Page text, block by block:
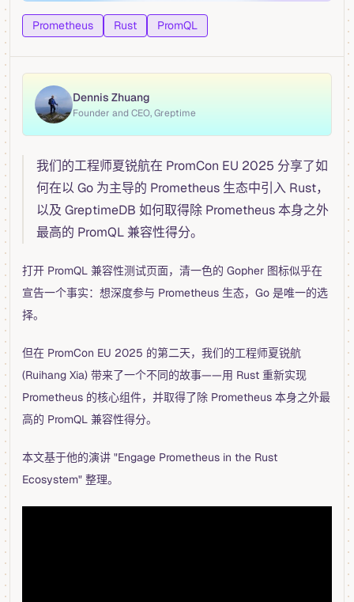
Prometheus Rust PromQL
Dennis Zhuang
Founder and CEO, Greptime
我们的工程师夏锐航在 PromCon EU 2025 分享了如
何在以 Go 为主导的 Prometheus 生态中引入 Rust，
以及 GreptimeDB 如何取得除 Prometheus 本身之外
最高的 PromQL 兼容性得分。
打开 PromQL 兼容性测试页面，清一色的 Gopher 图标似乎在
宣告一个事实：想深度参与 Prometheus 生态，Go 是唯一的选
择。
但在 PromCon EU 2025 的第二天，我们的工程师夏锐航
(Ruihang Xia) 带来了一个不同的故事——用 Rust 重新实现
Prometheus 的核心组件，并取得了除 Prometheus 本身之外最
高的 PromQL 兼容性得分。
本文基于他的演讲 "Engage Prometheus in the Rust
Ecosystem" 整理。